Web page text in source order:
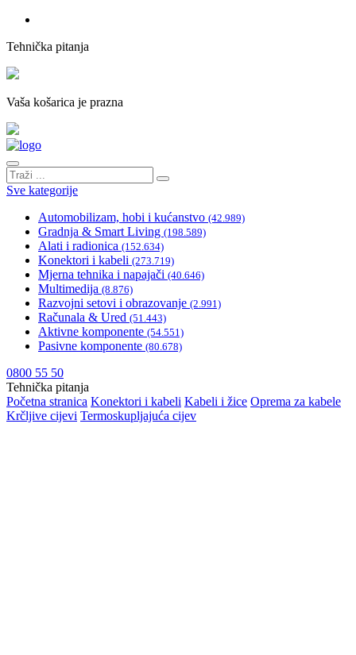
Tehnička pitanja
Vaša košarica je prazna
Sve kategorije
Automobilizam, hobi i kućanstvo (42.989)
Gradnja & Smart Living (198.589)
Alati i radionica (152.634)
Konektori i kabeli (273.719)
Mjerna tehnika i napajači (40.646)
Multimedija (8.876)
Razvojni setovi i obrazovanje (2.991)
Računala & Ured (51.443)
Aktivne komponente (54.551)
Pasivne komponente (80.678)
0800 55 50
Tehnička pitanja
Početna stranica Konektori i kabeli Kabeli i žice Oprema za kabele
Krčljive cijevi Termoskupljajuća cijev